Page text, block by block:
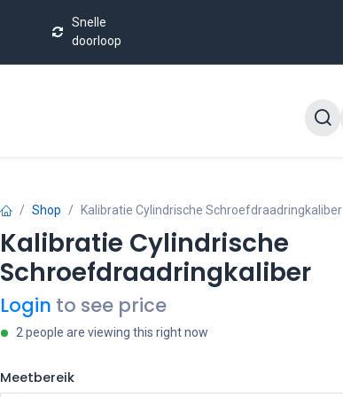
Snelle
doorloop
Shop Kalibratie Cylindrische Schroefdraadringkaliber
Kalibratie Cylindrische
Schroefdraadringkaliber
Login to see price
2 people are viewing this right now
Meetbereik